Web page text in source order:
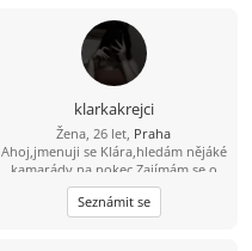
klarkakrejci
Žena, 26 let, Praha
Ahoj,jmenuji se Klára,hledám nějáké
kamarády na pokec.Zajímám se o
Asijskou kulturu,kreslení a čtení či
psaní různých příběhů.Pokud se
nudíš a máš zájem o popsání,napiš
Seznámit se